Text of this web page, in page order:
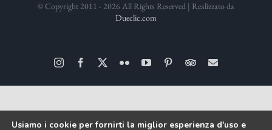
© Copyright 2011 - 2026 All Rights Reserved | Realizzato da
Dueclic.com
InstagramFacebook FlickrYouTubePinterestTripAdvisor
Email
Usiamo i cookie per fornirti la miglior esperienza d'uso e